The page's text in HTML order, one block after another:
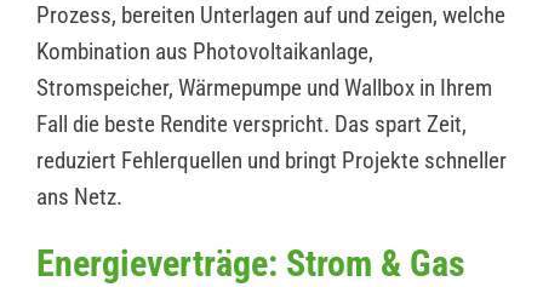
Prozess, bereiten Unterlagen auf und zeigen, welche
Kombination aus Photovoltaikanlage,
Stromspeicher, Wärmepumpe und Wallbox in Ihrem
Fall die beste Rendite verspricht. Das spart Zeit,
reduziert Fehlerquellen und bringt Projekte schneller
ans Netz.
Energieverträge: Strom & Gas